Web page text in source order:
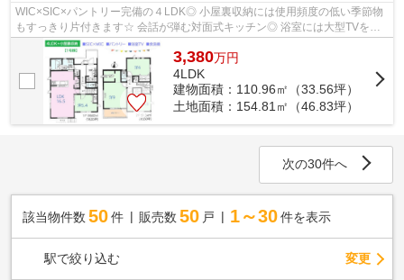
WIC×SIC×パントリー完備の４LDK◎ 小屋裏収納には使用頻度の低い季節物
もすっきり片付きます☆ 会話が弾む対面式キッチン◎ 浴室には大型TVを備
え、充実したリラックスタイムを♪ 制震構造...
3,380万円
4LDK
建物面積：110.96㎡（33.56坪）
土地面積：154.81㎡（46.83坪）
次の30件へ
該当物件数 50件 販売数 50 戸 1～30 件を表示
駅で絞り込む 変更